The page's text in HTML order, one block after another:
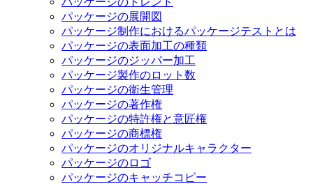
パッケージの展開図
パッケージ制作におけるパッケージテストとは
パッケージの表面加工の種類
パッケージのジッパー加工
パッケージ製作のロット数
パッケージの衛生管理
パッケージの著作権
パッケージの特許権と意匠権
パッケージの商標権
パッケージのオリジナルキャラクター
パッケージのロゴ
パッケージのキャッチコピー